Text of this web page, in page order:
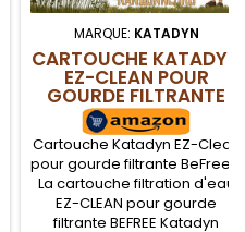
MARQUE: KATADYN
CARTOUCHE KATADYN
EZ-CLEAN POUR
GOURDE FILTRANTE
BEFREE
Cartouche Katadyn EZ-Clean
pour gourde filtrante BeFree -
La cartouche filtration d'eau
EZ-CLEAN pour gourde
filtrante BEFREE Katadyn